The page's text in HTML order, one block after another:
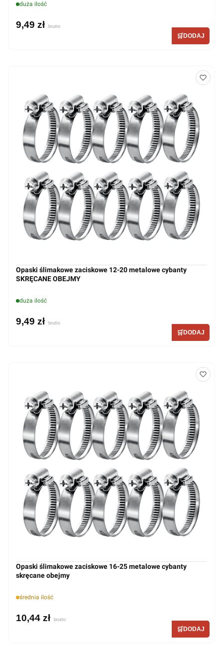
duża ilość
9,49 zł
Opaski ślimakowe zaciskowe 12-20 metalowe cybanty
SKRĘCANE OBEJMY
duża ilość
9,49 zł
Opaski ślimakowe zaciskowe 16-25 metalowe cybanty
skręcane obejmy
średnia ilość
10,44 zł